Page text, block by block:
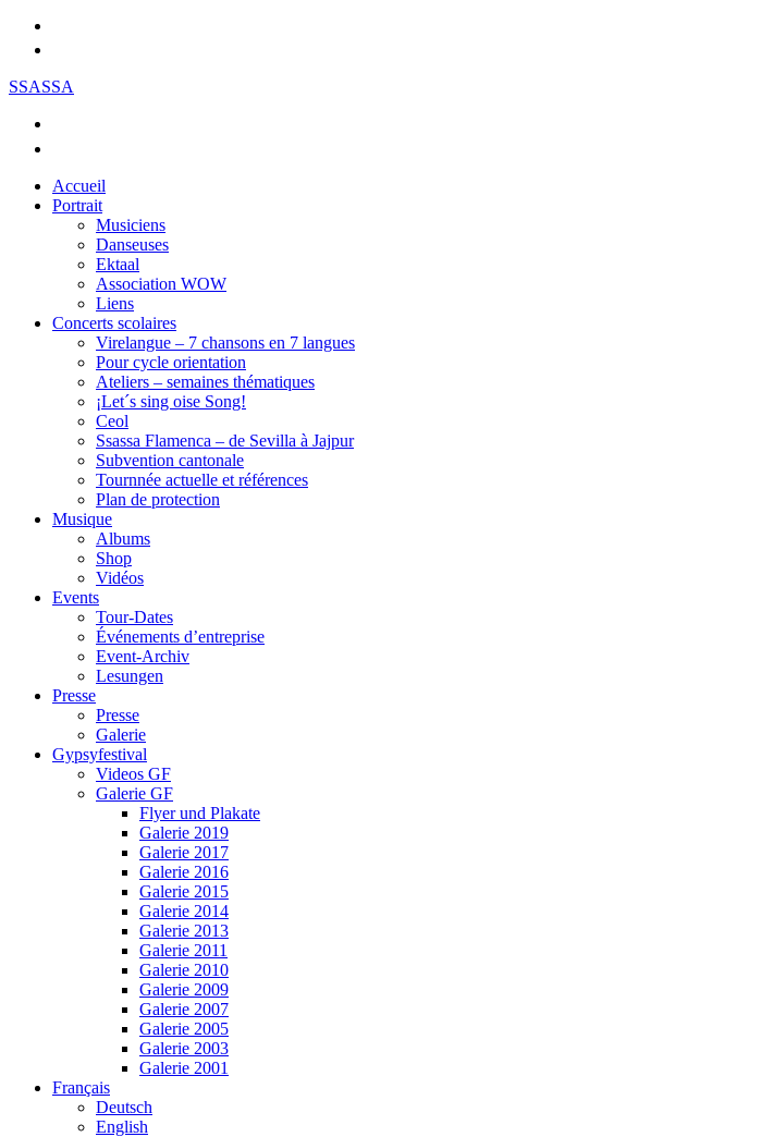
SSASSA
Accueil
Portrait
Musiciens
Danseuses
Ektaal
Association WOW
Liens
Concerts scolaires
Virelangue – 7 chansons en 7 langues
Pour cycle orientation
Ateliers – semaines thématiques
¡Let´s sing oise Song!
Ceol
Ssassa Flamenca – de Sevilla à Jajpur
Subvention cantonale
Tournnée actuelle et références
Plan de protection
Musique
Albums
Shop
Vidéos
Events
Tour-Dates
Événements d’entreprise
Event-Archiv
Lesungen
Presse
Presse
Galerie
Gypsyfestival
Videos GF
Galerie GF
Flyer und Plakate
Galerie 2019
Galerie 2017
Galerie 2016
Galerie 2015
Galerie 2014
Galerie 2013
Galerie 2011
Galerie 2010
Galerie 2009
Galerie 2007
Galerie 2005
Galerie 2003
Galerie 2001
Français
Deutsch
English